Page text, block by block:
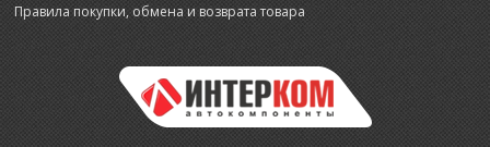
Правила покупки, обмена и возврата товара